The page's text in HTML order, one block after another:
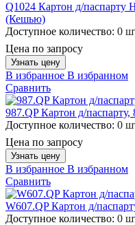
Q1024 Картон д/
(Кешью)
Доступное количество: 0
Цена по запросу
Узнать цену
В избранное В избранном
Сравнить
987.QP Картон д/
Доступное количество: 0
Цена по запросу
Узнать цену
В избранное В избранном
Сравнить
W607.QP Картон д/
Доступное количество: 0